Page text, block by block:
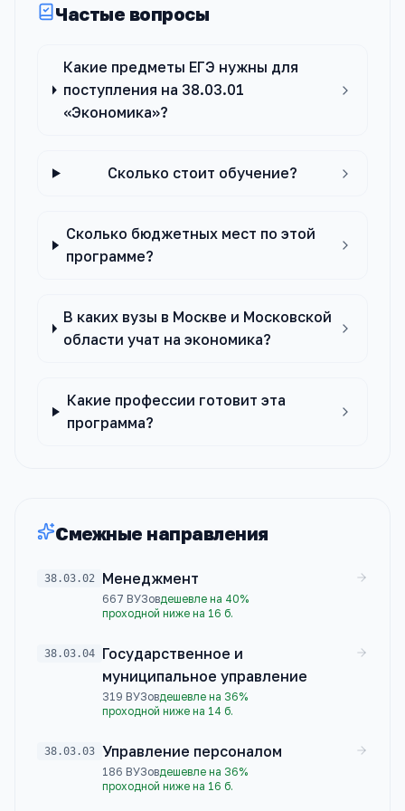
Частые вопросы
Какие предметы ЕГЭ нужны для
поступления на 38.03.01
«Экономика»?
Сколько стоит обучение?
Сколько бюджетных мест по этой
программе?
В каких вузы в Москве и Московской
области учат на экономика?
Какие профессии готовит эта
программа?
Смежные направления
38.03.02 Менеджмент
667 ВУЗовдешевле на 40%
проходной ниже на 16 б.
38.03.04
Государственное и
муниципальное управление
319 ВУЗовдешевле на 36%
проходной ниже на 14 б.
38.03.03 Управление персоналом
186 ВУЗовдешевле на 36%
проходной ниже на 16 б.